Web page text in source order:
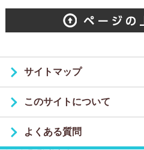
サイトマップ
このサイトについて
よくある質問